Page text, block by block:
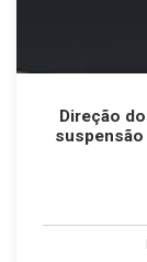
Direção